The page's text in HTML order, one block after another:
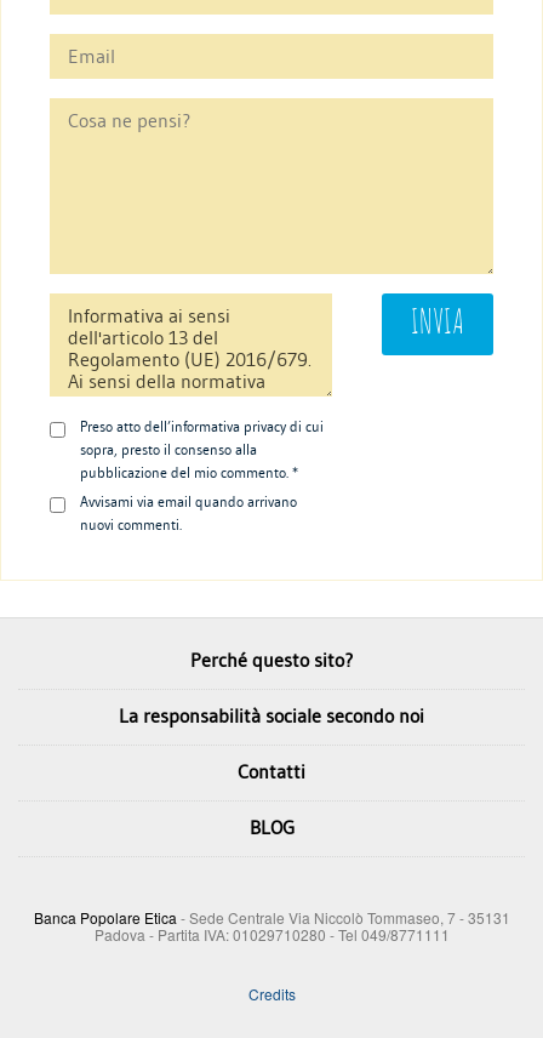
Preso atto dell’informativa privacy di cui
sopra, presto il consenso alla
pubblicazione del mio commento. *
Avvisami via email quando arrivano
nuovi commenti.
Perché questo sito?
La responsabilità sociale secondo noi
Contatti
BLOG
Banca Popolare Etica - Sede Centrale Via Niccolò Tommaseo, 7 - 35131
Padova - Partita IVA: 01029710280 - Tel 049/8771111
Credits